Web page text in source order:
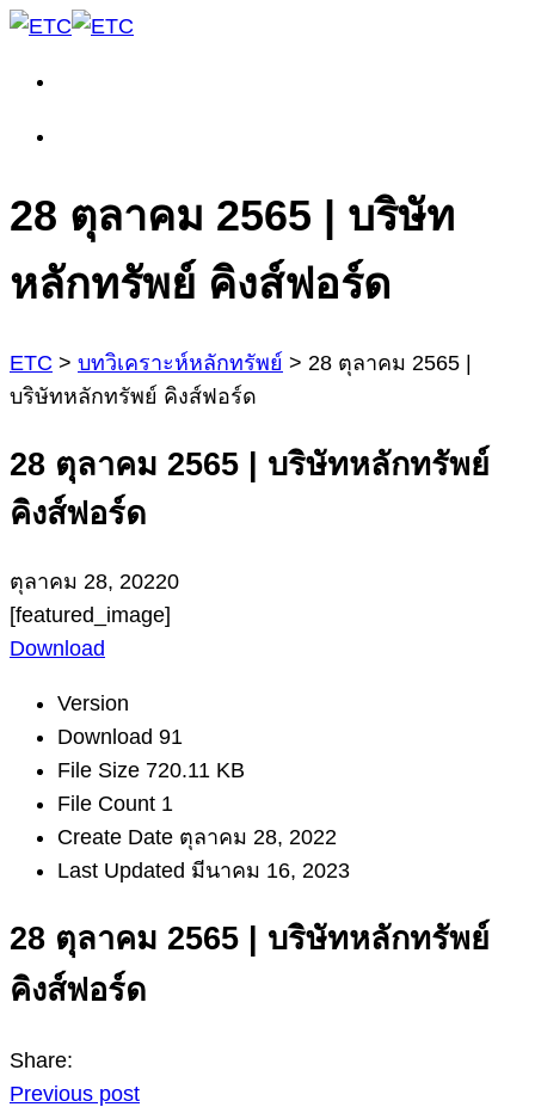
28 ตุลาคม 2565 | บริษัท
หลักทรัพย์ คิงส์ฟอร์ด
ETC > บทวิเคราะห์หลักทรัพย์ > 28 ตุลาคม 2565 |
บริษัทหลักทรัพย์ คิงส์ฟอร์ด
28 ตุลาคม 2565 | บริษัทหลักทรัพย์
คิงส์ฟอร์ด
ตุลาคม 28, 20220
[featured_image]
Download
Version
Download 91
File Size 720.11 KB
File Count 1
Create Date ตุลาคม 28, 2022
Last Updated มีนาคม 16, 2023
28 ตุลาคม 2565 | บริษัทหลักทรัพย์
คิงส์ฟอร์ด
Share:
Previous post